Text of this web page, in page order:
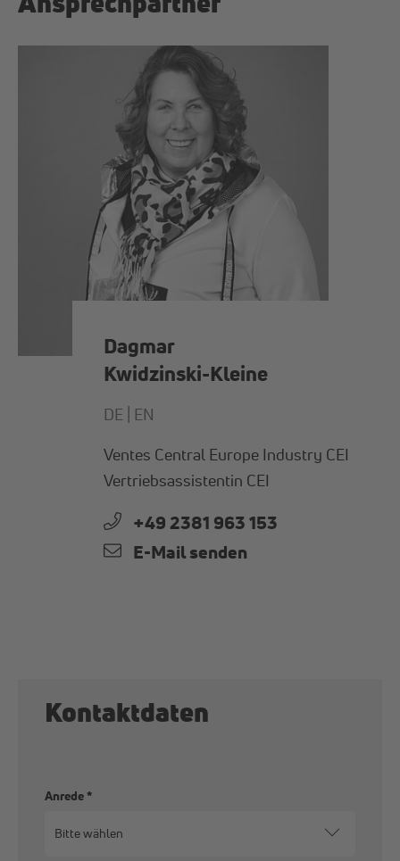
Dagmar
Kwidzinski-Kleine
DE | EN
Ventes Central Europe Industry CEI
Vertriebsassistentin CEI
+49 2381 963 153
E-Mail senden
Kontaktdaten
Anrede*